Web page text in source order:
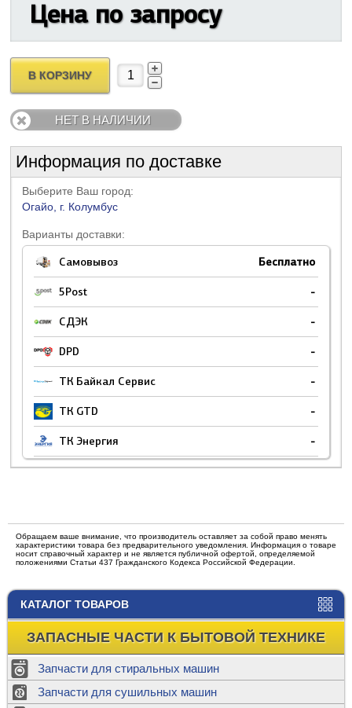
КАТАЛОГ ТОВАРОВ
ЗАПАСНЫЕ ЧАСТИ К БЫТОВОЙ ТЕХНИКЕ
Запчасти для стиральных машин
Запчасти для сушильных машин
Цена по запросу
В КОРЗИНУ
НЕТ В НАЛИЧИИ
Информация по доставке
Выберите Ваш город:
Огайо, г. Колумбус
Варианты доставки:
Самовывоз Бесплатно
5Post -
СДЭК -
DPD -
ТК Байкал Сервис -
ТК GTD -
ТК Энергия -
Обращаем ваше внимание, что производитель оставляет за собой право менять
характеристики товара без предварительного уведомления. Информация о товаре
носит справочный характер и не является публичной офертой, определяемой
положениями Статьи 437 Гражданского Кодекса Российской Федерации.